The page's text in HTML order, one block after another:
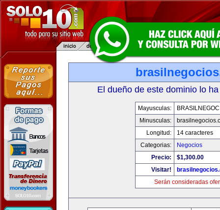
El dueño de este dominio lo
Mayusculas:
Minusculas:
Longitud:
14 caracteres
Categorias:
Negocios
Precio:
$1,300.00
Visitar!
Serán consideradas